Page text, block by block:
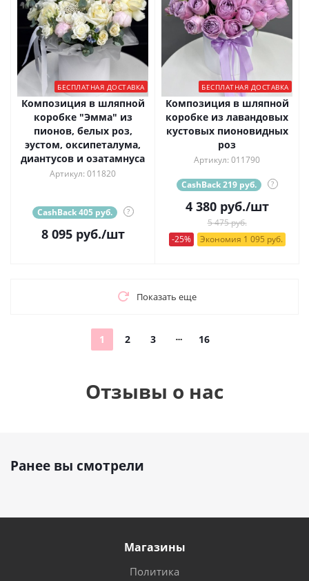
БЕСПЛАТНАЯ ДОСТАВКА
Композиция в шляпной
коробке "Эмма" из
пионов, белых роз,
эустом, оксипеталума,
диантусов и озатамнуса
Артикул: 011820
CashBack 405 руб. ?
8 095руб./шт
БЕСПЛАТНАЯ ДОСТАВКА
Композиция в шляпной
коробке из лавандовых
кустовых пионовидных
роз
Артикул: 011790
CashBack 219 руб. ?
4 380руб./шт
5 475 руб.
-25%
Экономия 1 095 руб.
Показать еще
1 2 3 16
Отзывы о нас
Ранее вы смотрели
Магазины
Политика